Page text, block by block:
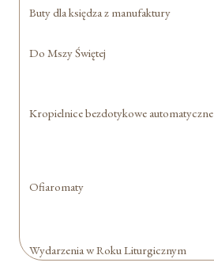
Buty dla księdza z manufaktury
Do Mszy Świętej
Kropielnice bezdotykowe automatyczne
Ofiaromaty
Wydarzenia w Roku Liturgicznym